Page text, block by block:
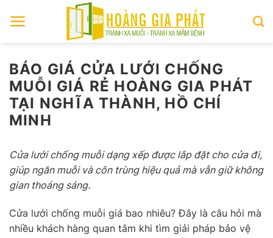
BÁO GIÁ CỬA LƯỚI CHỐNG
MUỖI GIÁ RẺ HOÀNG GIA PHÁT
TẠI NGHĨA THÀNH, HỒ CHÍ
MINH
Cửa lưới chống muỗi dạng xếp được lắp đặt cho cửa đi,
giúp ngăn muỗi và côn trùng hiệu quả mà vẫn giữ không
gian thoáng sáng.
Cửa lưới chống muỗi giá bao nhiêu? Đây là câu hỏi mà
nhiều khách hàng quan tâm khi tìm giải pháp bảo vệ